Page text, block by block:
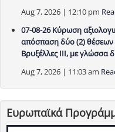
Aug 7, 2026 | 12:10 pm
07-08-26 Κύρωση
απόσπαση δύο (2) θέσεων
Βρυξέλλες ΙΙΙ, με γλώσσα
Aug 7, 2026 | 11:03 am
Ευρωπαϊκά